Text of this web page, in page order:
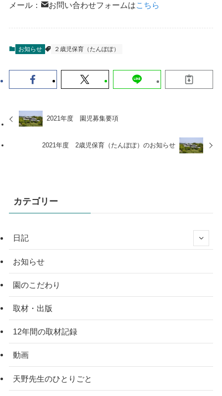
メール：
お問い合わせフォームはこちら
お知らせ ２歳児保育（たんぽぽ）
2021年度 園児募集要項
2021年度 2歳児保育（たんぽぽ）のお知らせ
カテゴリー
日記
お知らせ
園のこだわり
取材・出版
12年間の取材記録
動画
天野先生のひとりごと